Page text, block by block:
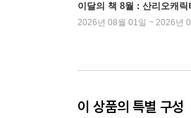
이달의 책 8월 : 산리오캐릭
2026년 08월 01일 ~ 2026년
이 상품의 특별 구성